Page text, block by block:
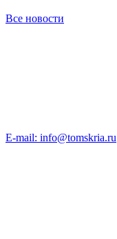
Все новости
E-mail: info@tomskria.ru